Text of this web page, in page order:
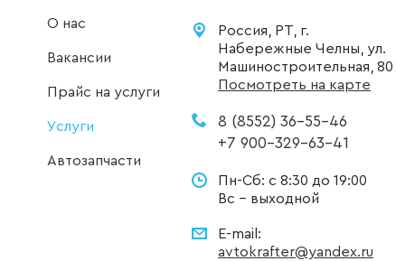
О нас
Вакансии
Прайс на услуги
Услуги
Автозапчасти
Россия, РТ, г.
Набережные Челны, ул.
Машиностроительная, 80
Посмотреть на карте
8 (8552) 36-55-46
+7 900-329-63-41
Пн-Сб: с 8:30 до 19:00
Вс - выходной
E-mail:
avtokrafter@yandex.ru